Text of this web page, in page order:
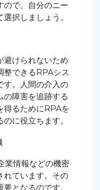
ので、自分のニー
択しましょう。
避けられないため
整できるRPAシス
す。人間の介入の
の障害を追跡する
得るためにRPAを
に役立ちます。
業情報などの機密
れています。その
となるのです。